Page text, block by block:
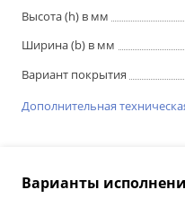
Высота (h) в мм
Ширина (b) в мм
Вариант покрытия
Дополнительная
Варианты